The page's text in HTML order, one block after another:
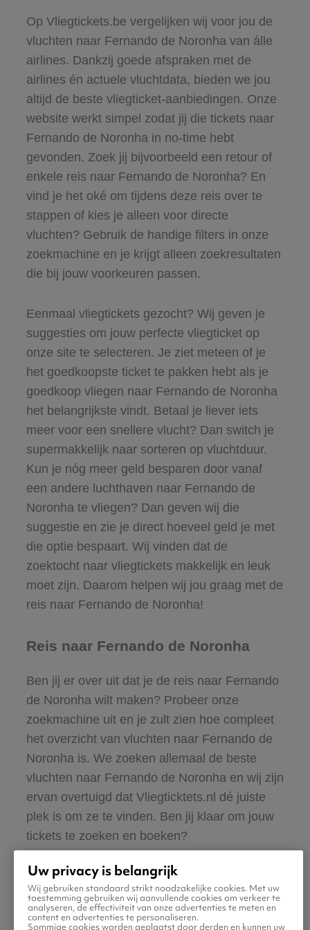
Op Vliegtickets.be vergelijken wij voor jou de
vluchten naar Fernando de Noronha van álle
airlines. Dankzij goede afspraken met de
airlines én actuele vluchtdata, bieden we jou
altijd de beste vliegticket-aanbiedingen. Onze
website werkt simpel zodat jij die tickets naar
Fernando de Noronha in no-time hebt
gevonden. Zoek jij bijvoorbeeld een retour of
enkele reis naar Fernando de Noronha? En
vind je het oké om tijdens deze reis over te
stappen of kies je alleen voor directe
vluchten? Gebruik de handige filters in onze
zoekmachine en je krijgt alleen zoekresultaten
die bij jouw voorkeuren passen.
Eenmaal vliegtickets gezocht? Wij geven je
suggesties om jouw perfecte vliegticket op
onze site te selecteren. Je ziet meteen of je
het goedkoopste ticket te pakken hebt als je
goedkoop vliegen naar Fernando de Noronha
het belangrijkste vindt. Betaal je liever iets
meer voor een snellere vlucht? Dan switch je
supermakkelijk naar sorteren op vluchtduur.
Kun je nóg meer geld besparen door vanaf
een andere luchthaven naar Fernando de
Noronha te vliegen? Dan geven wij die
suggestie en zie je direct hoeveel geld je met
die optie bespaart. Wij vinden dat de
zoektocht naar vliegtickets makkelijk en leuk
moet zijn. Daarom helpen wij jou graag met de
reis naar Fernando de Noronha!
Reis naar Fernando de Noronha
Ben jij er over uit dat je de reis naar Fernando
de Noronha wilt maken? Probeer onze
zoekmachine uit en je zult zien hoe compleet
het overzicht van vluchten naar Fernando de
Noronha is. We zoeken allemaal de beste
vluchten naar Fernando de Noronha en wij zijn
ervan overtuigd dat Vliegticktets.nl dé juiste
plek is om ze te vinden. Ben jij klaar om jouw
tickets te zoeken en boeken?
Uw privacy is belangrijk
Wij gebruiken standaard strikt noodzakelijke cookies. Met uw
toestemming gebruiken wij aanvullende cookies om verkeer te
analyseren, de effectiviteit van onze advertenties te meten en
content en advertenties te personaliseren.
Sommige cookies worden geplaatst door derden en kunnen uw